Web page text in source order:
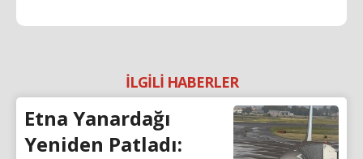
İLGİLİ HABERLER
Etna Yanardağı
Yeniden Patladı: